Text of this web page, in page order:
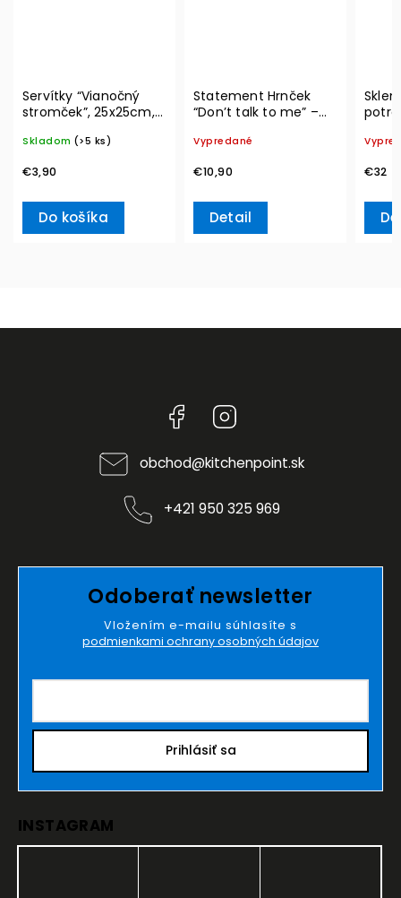
Servítky “Vianočný
stromček”, 25x25cm,
Villeroy & Boch
Skladom (>5 ks)
€3,90
Do košíka
Statement Hrnček
“Don’t talk to me” –
Vypredané
€10,90
Detail
€32
Facebook
obchod@kitchenpoint.sk
+421 950 325 969
Odoberať newsletter
Vložením e-mailu súhlasíte s
podmienkami ochrany osobných údajov
Prihlásiť sa
INSTAGRAM